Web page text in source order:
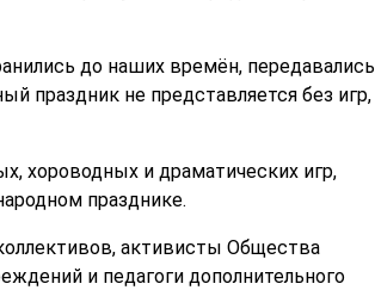
до наших времён, передавались
праздник не представляется без игр,
хороводных и драматических игр,
празднике.
активисты Общества
и педагоги дополнительного